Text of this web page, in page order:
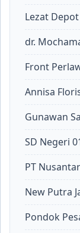
Lezat Depot
dr.
Front
Annisa
Gunawan
SD Negeri
PT
New Putra
Pondok